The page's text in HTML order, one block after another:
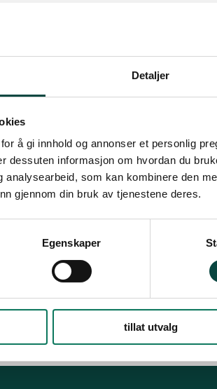
Detaljer
å gi innhold og annonser et personlig
dessuten informasjon om hvordan du
analysearbeid, som kan kombinere den
gjennom din bruk av tjenestene deres.
Egenskaper
tillat utvalg
Slik
Noen av
naturen